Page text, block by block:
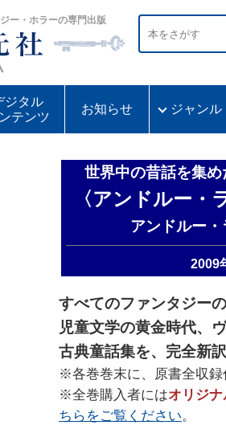
ー・ホラーの専門出版
ジタル
テンツ
お知らせ ジャンル
世界中の昔話を集
〈アンドルー・
アンドルー
2009
すべてのファンタジー
児童文学の黄金時代、
古典童話集を、完全新
※各巻巻末に、原書全収録
※全巻購入者にはオリジ
ちらをご覧ください。